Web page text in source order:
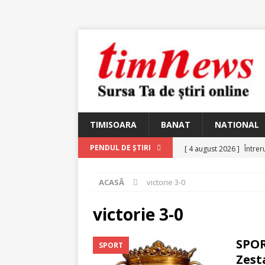
TIMISOARA BANAT NATIONAL
PENDUL DE ȘTIRI [ 4 august 2026 ]
25 martie 1926 – fugit
Ungureanu,
ACASĂ victorie 3-0
victorie 3-0
SPORT